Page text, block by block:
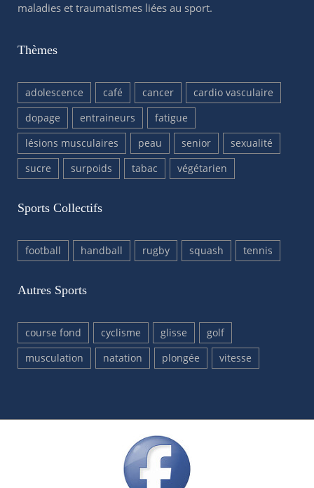
maladies et traumatismes liées au sport.
Thèmes
adolescence café cancer
cardio vasculaire
dopage
entraineurs
fatigue
lésions musculaires
peau senior
sexualité
sucre
surpoids tabac végétarien
Sports Collectifs
football handball rugby squash tennis
Autres Sports
course fond cyclisme glisse
golf
musculation
natation plongée vitesse